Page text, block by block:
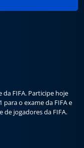
FIFA. Participe hoje
o exame da FIFA e
jogadores da FIFA.